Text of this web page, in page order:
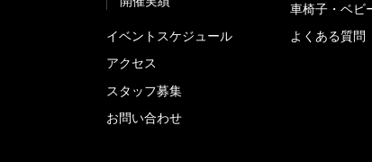
イベントスケジュール
アクセス
スタッフ募集
お問い合わせ
車椅子・ベビ
よくある質問